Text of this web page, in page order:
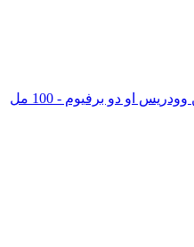
او دو برفيوم - 100 مل